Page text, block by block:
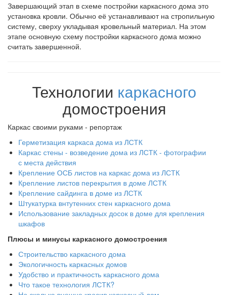
Завершающий этап в схеме постройки каркасного дома это
установка кровли. Обычно её устанавливают на стропильную
систему, сверху укладывая кровельный материал. На этом
этапе основную схему постройки каркасного дома можно
считать завершенной.
Технологии каркасного
домостроения
Каркас своими руками - репортаж
Герметизация каркаса дома из ЛСТК
Каркас стены - возведение дома из ЛСТК - фотографии
с места действия
Крепление ОСБ листов на каркас дома из ЛСТК
Крепление листов перекрытия в доме ЛСТК
Крепление сайдинга в доме из ЛСТК
Штукатурка внтутенних стен каркасного дома
Использование закладных досок в доме для крепления
шкафов
Плюсы и минусы каркасного домостроения
Строительство каркасного дома
Экологичность каркасных домов
Удобство и практичность каркасного дома
Что такое технология ЛСТК?